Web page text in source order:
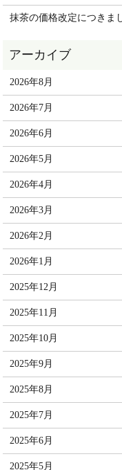
抹茶の価格改定につきま
2026年8月
2026年7月
2026年6月
2026年5月
2026年4月
2026年3月
2026年2月
2026年1月
2025年12月
2025年11月
2025年10月
2025年9月
2025年8月
2025年7月
2025年6月
2025年5月